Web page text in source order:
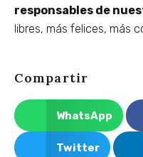
responsables de
libres, más felices, más
Compartir
WhatsApp
Twitter